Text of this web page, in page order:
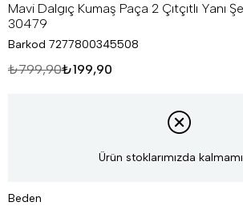
Mavi Dalgıç Kumaş Paça 2 Çıtçıtlı Yanı
30479
Barkod 7277800345508
₺799,90₺199,90
Ürün stoklarımızda
Beden